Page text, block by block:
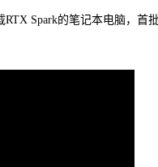
Spark的笔记本电脑，首